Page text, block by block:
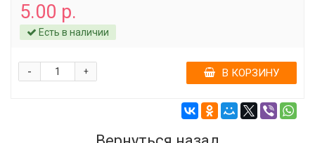
5.00 р.
Есть в наличии
+
- В КОРЗИНУ